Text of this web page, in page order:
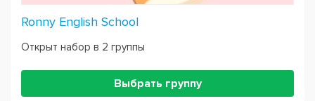
Ronny English School
Открыт набор в 2 группы
Выбрать группу